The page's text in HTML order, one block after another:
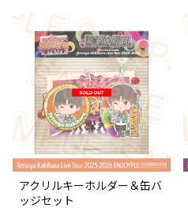
アクリルキーホルダー＆缶バ
ッジセット